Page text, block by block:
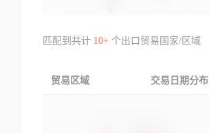
匹配到共计 10+个出口贸易国家/区域
贸易区域 交易日期分布